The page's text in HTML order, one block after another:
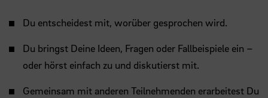
Du entscheidest mit, worüber gesprochen wird.
Du bringst Deine Ideen, Fragen oder Fallbeispiele ein –
oder hörst einfach zu und diskutierst mit.
Gemeinsam mit anderen Teilnehmenden erarbeitest Du